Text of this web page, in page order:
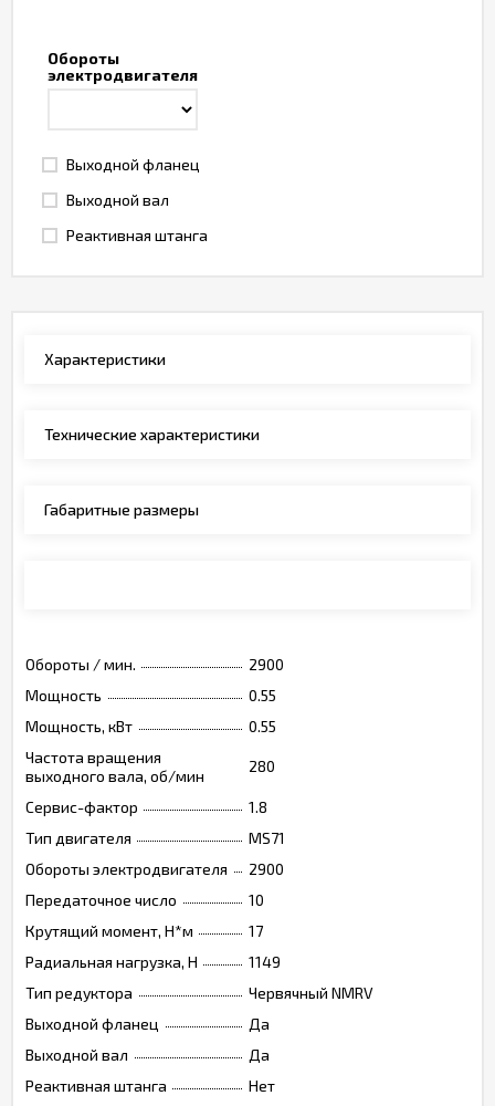
Обороты
электродвигателя
Выходной фланец
Выходной вал
Реактивная штанга
Характеристики
Технические характеристики
Габаритные размеры
Обороты / мин.
2900
Мощность
0.55
Мощность, кВт
0.55
Частота вращения
выходного вала, об/мин
280
Сервис-фактор
1.8
Тип двигателя
MS71
Обороты электродвигателя
2900
Передаточное число
10
Крутящий момент, Н*м
17
Радиальная нагрузка, Н
1149
Тип редуктора
Червячный NMRV
Выходной фланец
Да
Выходной вал
Да
Реактивная штанга
Нет